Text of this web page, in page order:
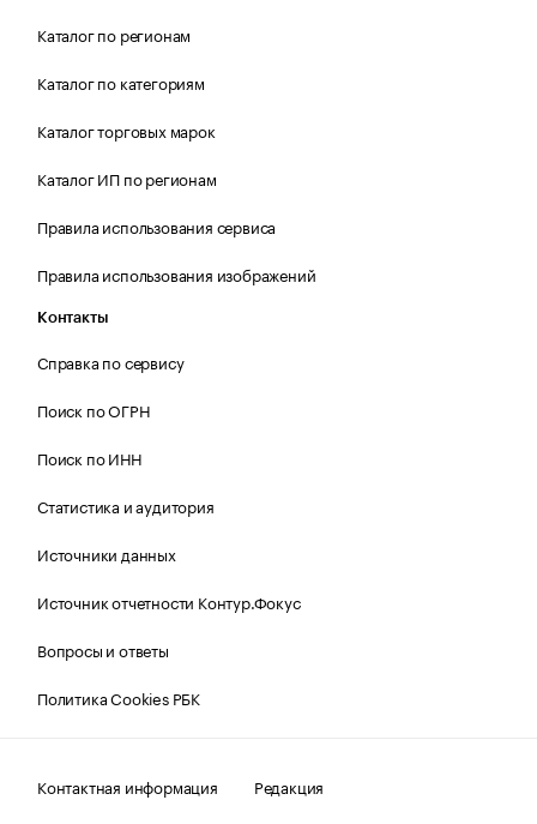
Каталог по регионам
Каталог по категориям
Каталог торговых марок
Каталог ИП по регионам
Правила использования сервиса
Правила использования изображений
Контакты
Справка по сервису
Поиск по ОГРН
Поиск по ИНН
Статистика и аудитория
Источники данных
Источник отчетности Контур.Фокус
Вопросы и ответы
Политика Cookies РБК
Контактная информация
Редакция